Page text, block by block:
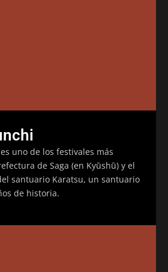
uno de los festivales más
de Saga (en Kyūshū) y el
santuario Karatsu, un santuario
de historia.